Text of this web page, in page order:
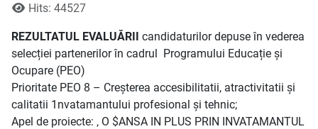
Hits: 44527
REZULTATUL EVALUĂRII candidaturilor depuse în vederea
selecției partenerilor în cadrul Programului Educație și
Ocupare (PEO)
Prioritate PEO 8 – Creșterea accesibilitatii, atractivitatii și
calitatii 1nvatamantului profesional și tehnic;
Apel de proiecte: , O $ANSA IN PLUS PRIN INVATAMANTUL